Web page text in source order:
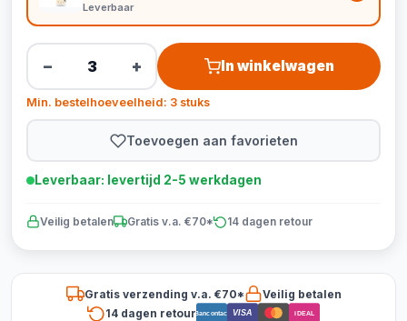
Leverbaar
− + In winkelwagen
Min. bestelhoeveelheid: 3 stuks
Toevoegen aan favorieten
Leverbaar: levertijd 2-5 werkdagen
Veilig betalen Gratis v.a. €70* 14 dagen retour
Gratis verzending v.a. €70*
Veilig betalen
14 dagen retourBancontact VISA iDEAL